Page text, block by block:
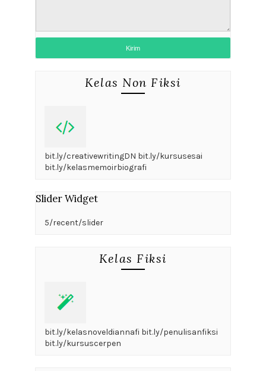
Kelas Non Fiksi
bit.ly/creativewritingDN bit.ly/kursusesai
bit.ly/kelasmemoirbiografi
Slider Widget
5/recent/slider
Kelas Fiksi
bit.ly/kelasnoveldiannafi bit.ly/penulisanfiksi
bit.ly/kursuscerpen